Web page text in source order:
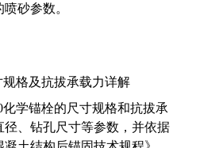
砂参数。
格及抗拔承载力详解
学锚栓的尺寸规格和抗拔承
径、钻孔尺寸等参数，并依据